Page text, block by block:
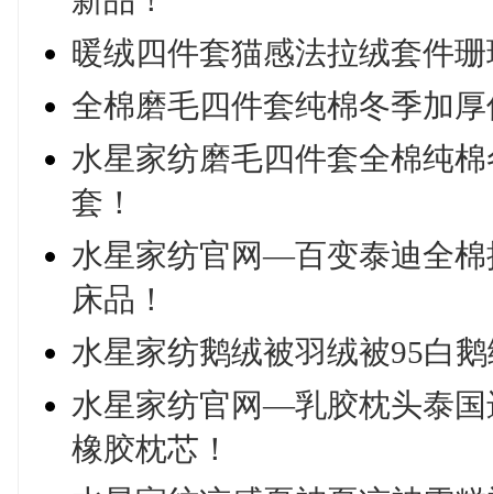
暖绒四件套猫感法拉绒套件
全棉磨毛四件套纯棉冬季加
水星家纺磨毛四件套全棉纯
套！
水星家纺官网—百变泰迪全
床品！
水星家纺鹅绒被羽绒被95白
水星家纺官网—乳胶枕头泰
橡胶枕芯！